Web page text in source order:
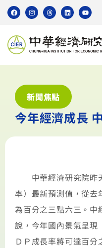
新聞焦點
今年經濟成長
中華經濟研究院昨
率）最新預測值，從去
為百分之三點六三。中
說，今年國內景氣呈現
ＤＰ成長率將可達百分